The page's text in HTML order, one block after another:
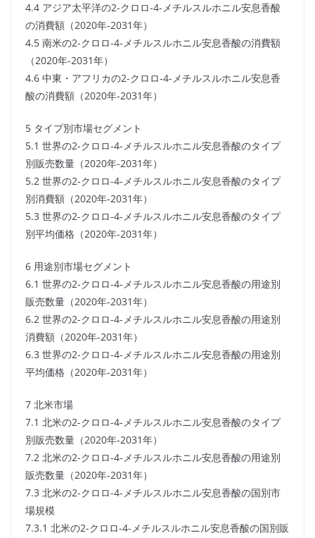
4.4 アジア太平洋の2-クロロ-4-メチルスルホニル安息香酸
の消費額（2020年-2031年）
4.5 南米の2-クロロ-4-メチルスルホニル安息香酸の消費額
（2020年-2031年）
4.6 中東・アフリカの2-クロロ-4-メチルスルホニル安息香
酸の消費額（2020年-2031年）
5 タイプ別市場セグメント
5.1 世界の2-クロロ-4-メチルスルホニル安息香酸のタイプ
別販売数量（2020年-2031年）
5.2 世界の2-クロロ-4-メチルスルホニル安息香酸のタイプ
別消費額（2020年-2031年）
5.3 世界の2-クロロ-4-メチルスルホニル安息香酸のタイプ
別平均価格（2020年-2031年）
6 用途別市場セグメント
6.1 世界の2-クロロ-4-メチルスルホニル安息香酸の用途別
販売数量（2020年-2031年）
6.2 世界の2-クロロ-4-メチルスルホニル安息香酸の用途別
消費額（2020年-2031年）
6.3 世界の2-クロロ-4-メチルスルホニル安息香酸の用途別
平均価格（2020年-2031年）
7 北米市場
7.1 北米の2-クロロ-4-メチルスルホニル安息香酸のタイプ
別販売数量（2020年-2031年）
7.2 北米の2-クロロ-4-メチルスルホニル安息香酸の用途別
販売数量（2020年-2031年）
7.3 北米の2-クロロ-4-メチルスルホニル安息香酸の国別市
場規模
7.3.1 北米の2-クロロ-4-メチルスルホニル安息香酸の国別販